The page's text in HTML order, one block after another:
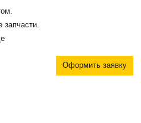
запчасти.
Оформить заявку